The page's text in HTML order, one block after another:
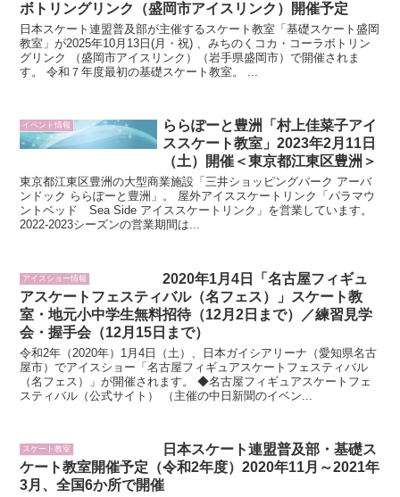
ボトリングリンク（盛岡市アイスリンク）開催予定
日本スケート連盟普及部が主催するスケート教室「基礎スケート盛岡
教室」が2025年10月13日(月・祝) 、みちのくコカ・コーラボトリン
グリンク （盛岡市アイスリンク）（岩手県盛岡市）で開催されま
す。 令和７年度最初の基礎スケート教室。 ...
イベント情報
ららぽーと豊洲「村上佳菜子アイ
ススケート教室」2023年2月11日
（土）開催＜東京都江東区豊洲＞
東京都江東区豊洲の大型商業施設「三井ショッピングパーク アーバ
ンドック ららぽーと豊洲」。 屋外アイススケートリンク「パラマウ
ントベッド Sea Side アイススケートリンク」を営業しています。
2022-2023シーズンの営業期間は...
アイスショー情報
2020年1月4日「名古屋フィギュ
アスケートフェスティバル（名フェス）」スケート教
室・地元小中学生無料招待（12月2日まで）／練習見学
会・握手会（12月15日まで）
令和2年（2020年）1月4日（土）、日本ガイシアリーナ（愛知県名古
屋市）でアイスショー「名古屋フィギュアスケートフェスティバル
（名フェス）」が開催されます。 ◆名古屋フィギュアスケートフェ
スティバル（公式サイト） （主催の中日新聞のイベン...
スケート教室
日本スケート連盟普及部・基礎ス
ケート教室開催予定（令和2年度）2020年11月～2021年
3月、全国6か所で開催